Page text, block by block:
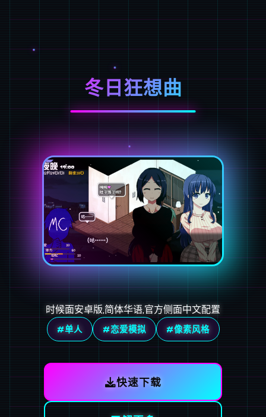
冬日狂想曲
时候面安卓版,简体华语,官方侧面中文配置
#单人 #恋爱模拟 #像素风格
快速下载